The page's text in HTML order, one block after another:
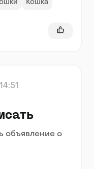
Кошка
объявление о